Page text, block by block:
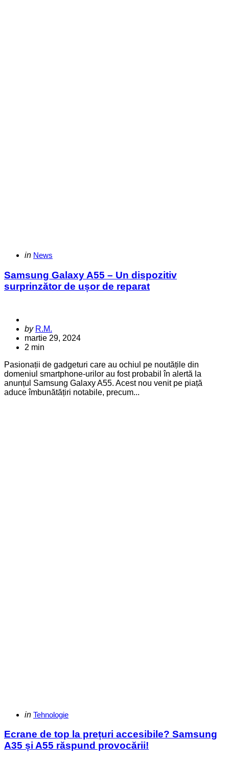
Categories
Posted
in News
Samsung Galaxy A55 – Un dispozitiv
surprinzător de ușor de reparat
Posted
by
by R.M.
martie 29, 2024
2 min
Pasionații de gadgeturi care au ochiul pe noutățile din
domeniul smartphone-urilor au fost probabil în alertă la
anunțul Samsung Galaxy A55. Acest nou venit pe piață
aduce îmbunătățiri notabile, precum...
Categories
Posted
in Tehnologie
Ecrane de top la prețuri accesibile? Samsung
A35 și A55 răspund provocării!